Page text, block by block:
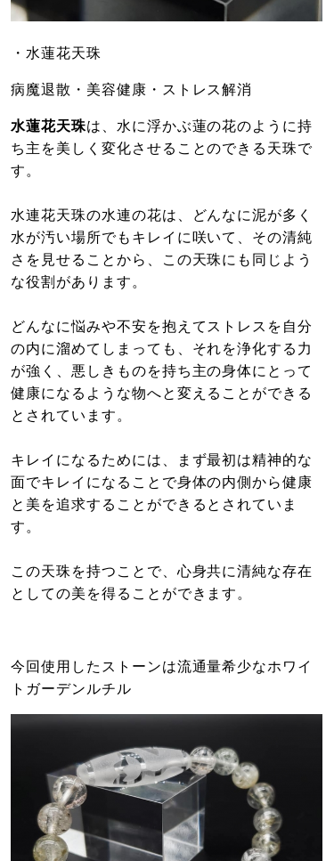
・水蓮花天珠
病魔退散・美容健康・ストレス解消
水蓮花天珠は、水に浮かぶ蓮の花のように持
ち主を美しく変化させることのできる天珠で
す。
水連花天珠の水連の花は、どんなに泥が多く
水が汚い場所でもキレイに咲いて、その清純
さを見せることから、この天珠にも同じよう
な役割があります。
どんなに悩みや不安を抱えてストレスを自分
の内に溜めてしまっても、それを浄化する力
が強く、悪しきものを持ち主の身体にとって
健康になるような物へと変えることができる
とされています。
キレイになるためには、まず最初は精神的な
面でキレイになることで身体の内側から健康
と美を追求することができるとされていま
す。
この天珠を持つことで、心身共に清純な存在
としての美を得ることができます。
今回使用したストーンは流通量希少なホワイ
トガーデンルチル